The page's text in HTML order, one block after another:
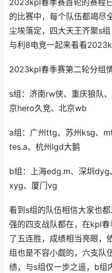
2023kpl春季赛首轮的赛程
的比赛中，每个队伍都竭尽
尘埃落定，四大天王齐聚s
与利8电竞一起来看看
2023kpl春季赛第二轮分组情
s组：济南rw侠、重庆狼队
京hero久竞、北京wb
a组：广州ttg、苏州ksg、
tes.a、杭州lgd大鹅
b组：上海edg.m、深圳dyg
xyg、厦门vg
看到s组的队伍相信大家也
强的四支战队都在，在kpl
了五连胜，成绩相当亮眼，
组也是不容小觑的，六支队
绩，与s组仅一步之遥，b组